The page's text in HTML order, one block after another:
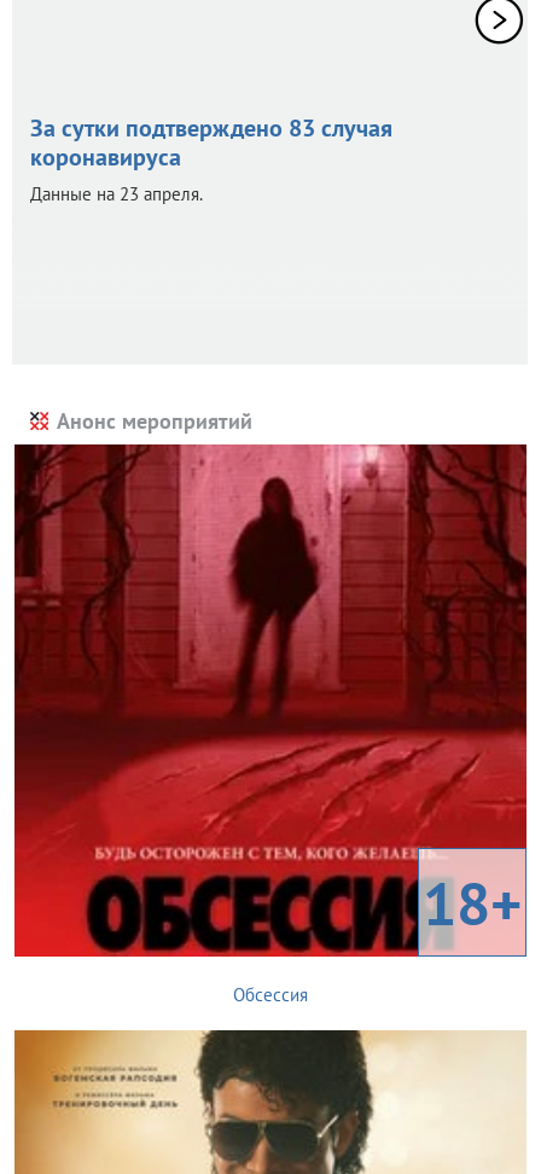
За сутки подтверждено 83 случая
коронавируса
Данные на 23 апреля.
Анонс мероприятий
18+
Обсессия